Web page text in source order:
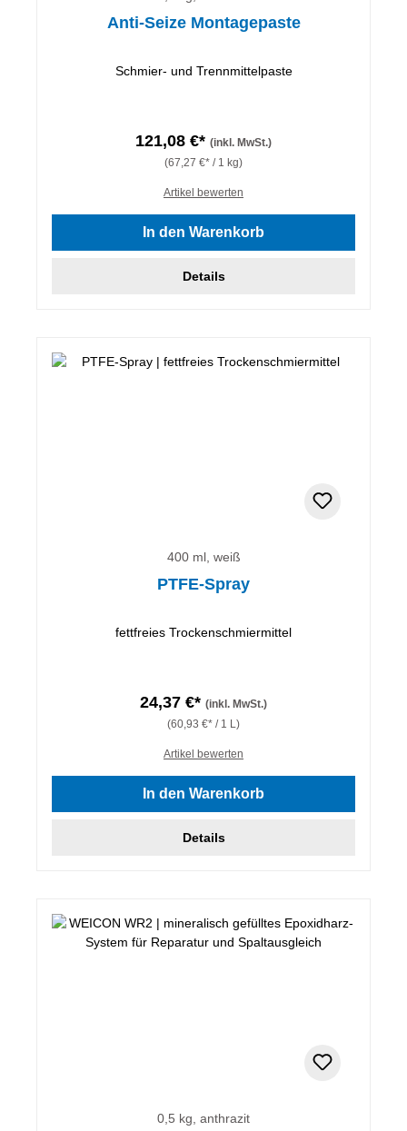
Anti-Seize Montagepaste
Schmier- und Trennmittelpaste
121,08 €* (inkl. MwSt.)
(67,27 €* / 1 kg)
Artikel bewerten
In den Warenkorb
Details
400 ml, weiß
PTFE-Spray
fettfreies Trockenschmiermittel
24,37 €* (inkl. MwSt.)
(60,93 €* / 1 L)
Artikel bewerten
In den Warenkorb
Details
0,5 kg, anthrazit